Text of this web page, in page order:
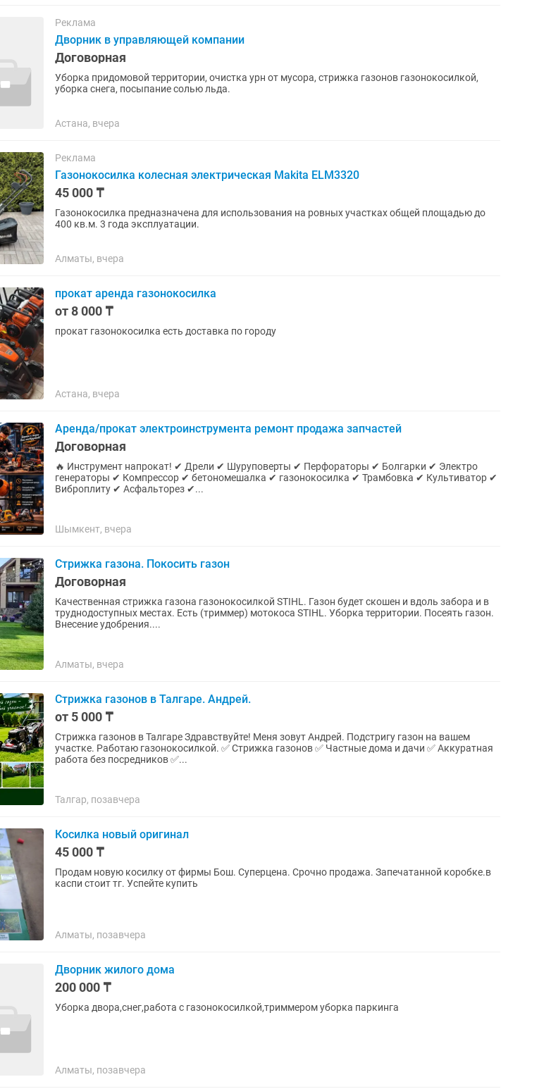
Реклама
Дворник в управляющей компании
Договорная
Уборка придомовой территории, очистка урн от мусора, стрижка газонов газонокосилкой,
уборка снега, посыпание солью льда.
Астана, вчера
Реклама
Газонокосилка колесная электрическая Makita ELM3320
45 000 ₸
Газонокосилка предназначена для использования на ровных участках общей площадью до
400 кв.м. 3 года эксплуатации.
Алматы, вчера
прокат аренда газонокосилка
от 8 000 ₸
прокат газонокосилка есть доставка по городу
Астана, вчера
Аренда/прокат электроинструмента ремонт продажа запчастей
Договорная
🔥 Инструмент напрокат! ✔ Дрели ✔ Шуруповерты ✔ Перфораторы ✔ Болгарки ✔ Электро
генераторы ✔ Компрессор ✔ бетономешалка ✔ газонокосилка ✔ Трамбовка ✔ Культиватор ✔
Виброплиту ✔ Асфальторез ✔...
Шымкент, вчера
Стрижка газона. Покосить газон
Договорная
Качественная стрижка газона газонокосилкой STIHL. Газон будет скошен и вдоль забора и в
труднодоступных местах. Есть (триммер) мотокоса STIHL. Уборка территории. Посеять газон.
Внесение удобрения....
Алматы, вчера
Стрижка газонов в Талгаре. Андрей.
от 5 000 ₸
Стрижка газонов в Талгаре Здравствуйте! Меня зовут Андрей. Подстригу газон на вашем
участке. Работаю газонокосилкой. ✅ Стрижка газонов ✅ Частные дома и дачи ✅ Аккуратная
работа без посредников ✅...
Талгар, позавчера
Косилка новый оригинал
45 000 ₸
Продам новую косилку от фирмы Бош. Суперцена. Срочно продажа. Запечатанной коробке.в
каспи стоит тг. Успейте купить
Алматы, позавчера
Дворник жилого дома
200 000 ₸
Уборка двора,снег,работа с газонокосилкой,триммером уборка паркинга
Алматы, позавчера